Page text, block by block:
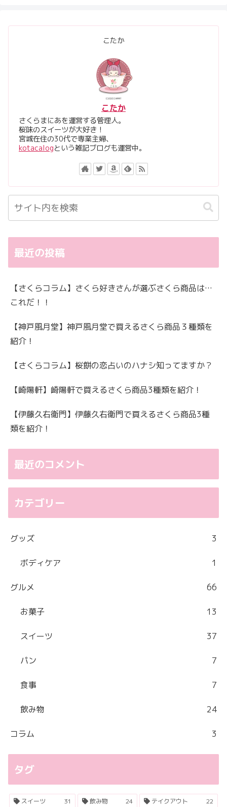
こたか
こたか
さくらまにあを運営する管理人。
桜味のスイーツが大好き！
宮城在住の30代で専業主婦、
kotacalogという雑記ブログも運営中。
最近の投稿
【さくらコラム】さくら好きさんが選ぶさくら商品は…
これだ！！
【神戸風月堂】神戸風月堂で買えるさくら商品３種類を
紹介！
【さくらコラム】桜餅の恋占いのハナシ知ってますか？
【崎陽軒】崎陽軒で買えるさくら商品3種類を紹介！
【伊藤久右衛門】伊藤久右衛門で買えるさくら商品3種
類を紹介！
最近のコメント
カテゴリー
グッズ 3
ボディケア 1
グルメ 66
お菓子 13
スイーツ 37
パン 7
食事 7
飲み物 24
コラム 3
タグ
スイーツ 31 飲み物 24 テイクアウト
22